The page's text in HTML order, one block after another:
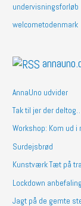
undervisningsforløb
welcometodenmark
AnnaUno udvider
Tak til jer der
Workshop: Kom ud
Surdejsbrød
Kunstværk Tæt på
Lockdown
Jagt på de gemte